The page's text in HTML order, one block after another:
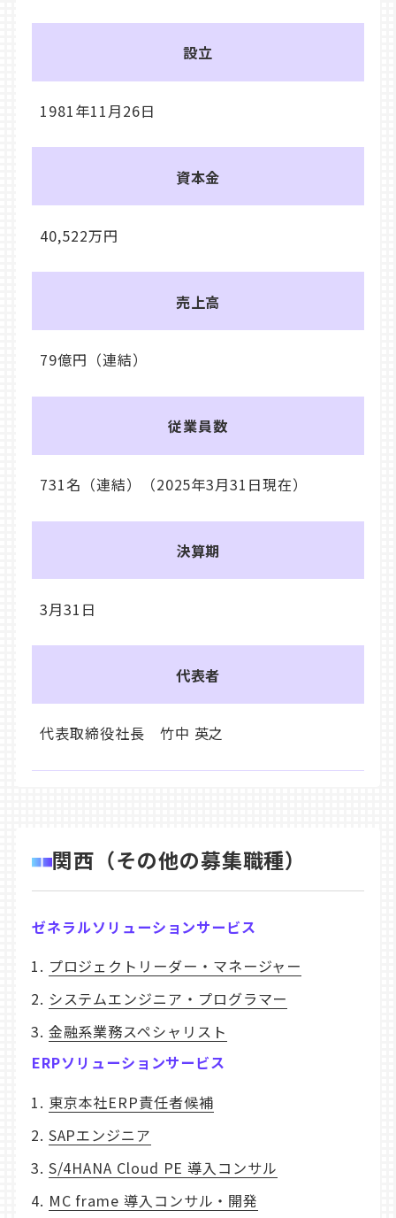
設立
1981年11月26日
資本金
40,522万円
売上高
79億円（連結）
従業員数
731名（連結）（2025年3月31日現在）
決算期
3月31日
代表者
代表取締役社長 竹中 英之
関西（その他の募集職種）
ゼネラルソリューションサービス
プロジェクトリーダー・マネージャー
システムエンジニア・プログラマー
金融系業務スペシャリスト
ERPソリューションサービス
東京本社ERP責任者候補
SAPエンジニア
S/4HANA Cloud PE 導入コンサル
MC frame 導入コンサル・開発